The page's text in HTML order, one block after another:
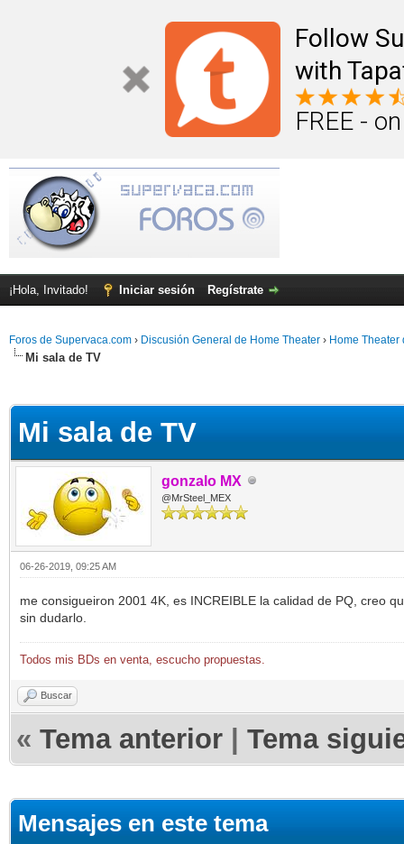
Follow
with
FREE -
¡Hola, Invitado! Iniciar sesión Regístrate
Foros de Supervaca.com › Discusión General de Home Theater › Home Theater
Mi sala de TV
Mi sala de TV
gonzalo MX
@MrSteel_MEX
06-26-2019, 09:25 AM
me consigueiron 2001 4K, es INCREIBLE la calidad de PQ, creo
sin dudarlo.
Todos mis BDs en venta, escucho propuestas.
Buscar
« Tema anterior Tema
Mensajes en este tema